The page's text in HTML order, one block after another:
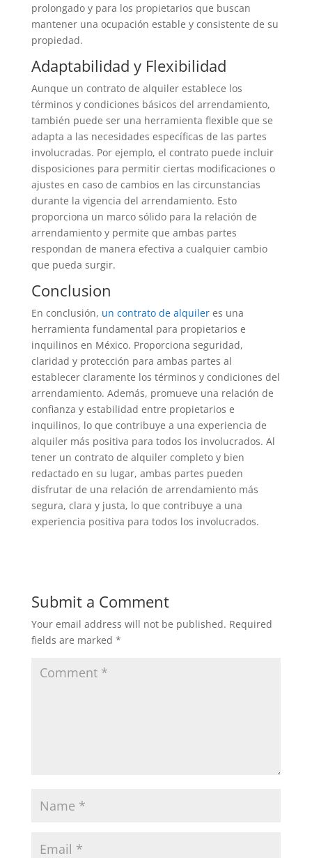
prolongado y para los propietarios que buscan
mantener una ocupación estable y consistente de su
propiedad.
Adaptabilidad y Flexibilidad
Aunque un contrato de alquiler establece los
términos y condiciones básicos del arrendamiento,
también puede ser una herramienta flexible que se
adapta a las necesidades específicas de las partes
involucradas. Por ejemplo, el contrato puede incluir
disposiciones para permitir ciertas modificaciones o
ajustes en caso de cambios en las circunstancias
durante la vigencia del arrendamiento. Esto
proporciona un marco sólido para la relación de
arrendamiento y permite que ambas partes
respondan de manera efectiva a cualquier cambio
que pueda surgir.
Conclusion
En conclusión, un contrato de alquileres una
herramienta fundamental para propietarios e
inquilinos en México. Proporciona seguridad,
claridad y protección para ambas partes al
establecer claramente los términos y condiciones del
arrendamiento. Además, promueve una relación de
confianza y estabilidad entre propietarios e
inquilinos, lo que contribuye a una experiencia de
alquiler más positiva para todos los involucrados. Al
tener un contrato de alquiler completo y bien
redactado en su lugar, ambas partes pueden
disfrutar de una relación de arrendamiento más
segura, clara y justa, lo que contribuye a una
experiencia positiva para todos los involucrados.
Submit a Comment
Your email address will not be published. Required
fields are marked *